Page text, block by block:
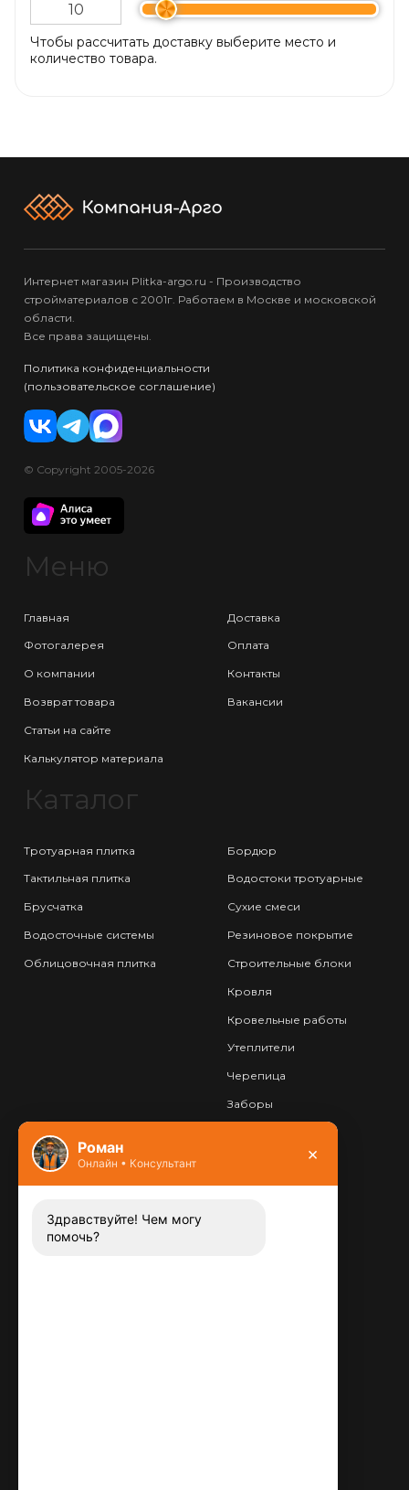
Чтобы рассчитать доставку выберите место и
количество товара.
Интернет магазин Plitka-argo.ru - Производство
стройматериалов с 2001г. Работаем в Москве и московской
области.
Все права защищены.
Политика конфиденциальности
(пользовательское соглашение)
© Copyright 2005-2026
Меню
Главная
Фотогалерея
О компании
Возврат товара
Статьи на сайте
Калькулятор материала
Доставка
Оплата
Контакты
Вакансии
Каталог
Тротуарная плитка
Тактильная плитка
Брусчатка
Водосточные системы
Облицовочная плитка
Бордюр
Водостоки тротуарные
Сухие смеси
Резиновое покрытие
Строительные блоки
Кровля
Кровельные работы
Утеплители
Черепица
Заборы
Контакты
Заказать звонок
Роман
Онлайн • Консультант ×
Здравствуйте! Чем могу
помочь?